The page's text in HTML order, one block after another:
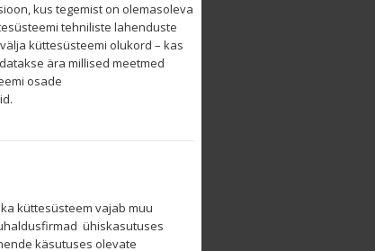
kus tegemist on olemasoleva
tehniliste lahenduste
küttesüsteemi olukord – kas
ära millised meetmed
osade
küttesüsteem vajab muu
ühiskasutuses
käsutuses olevate